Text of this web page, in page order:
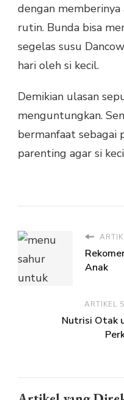
dengan
rutin. Bunda bisa
segelas susu
hari oleh si kecil.
Demikian ulasan
menguntungkan.
bermanfaat sebagai
parenting agar si
Anak
ARTIKEL
Nutrisi Otak